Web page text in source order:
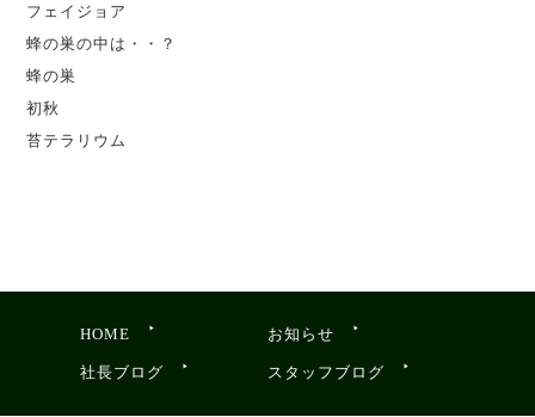
フェイジョア
蜂の巣の中は・・？
蜂の巣
初秋
苔テラリウム
HOME お知らせ
社長ブログ スタッフブログ